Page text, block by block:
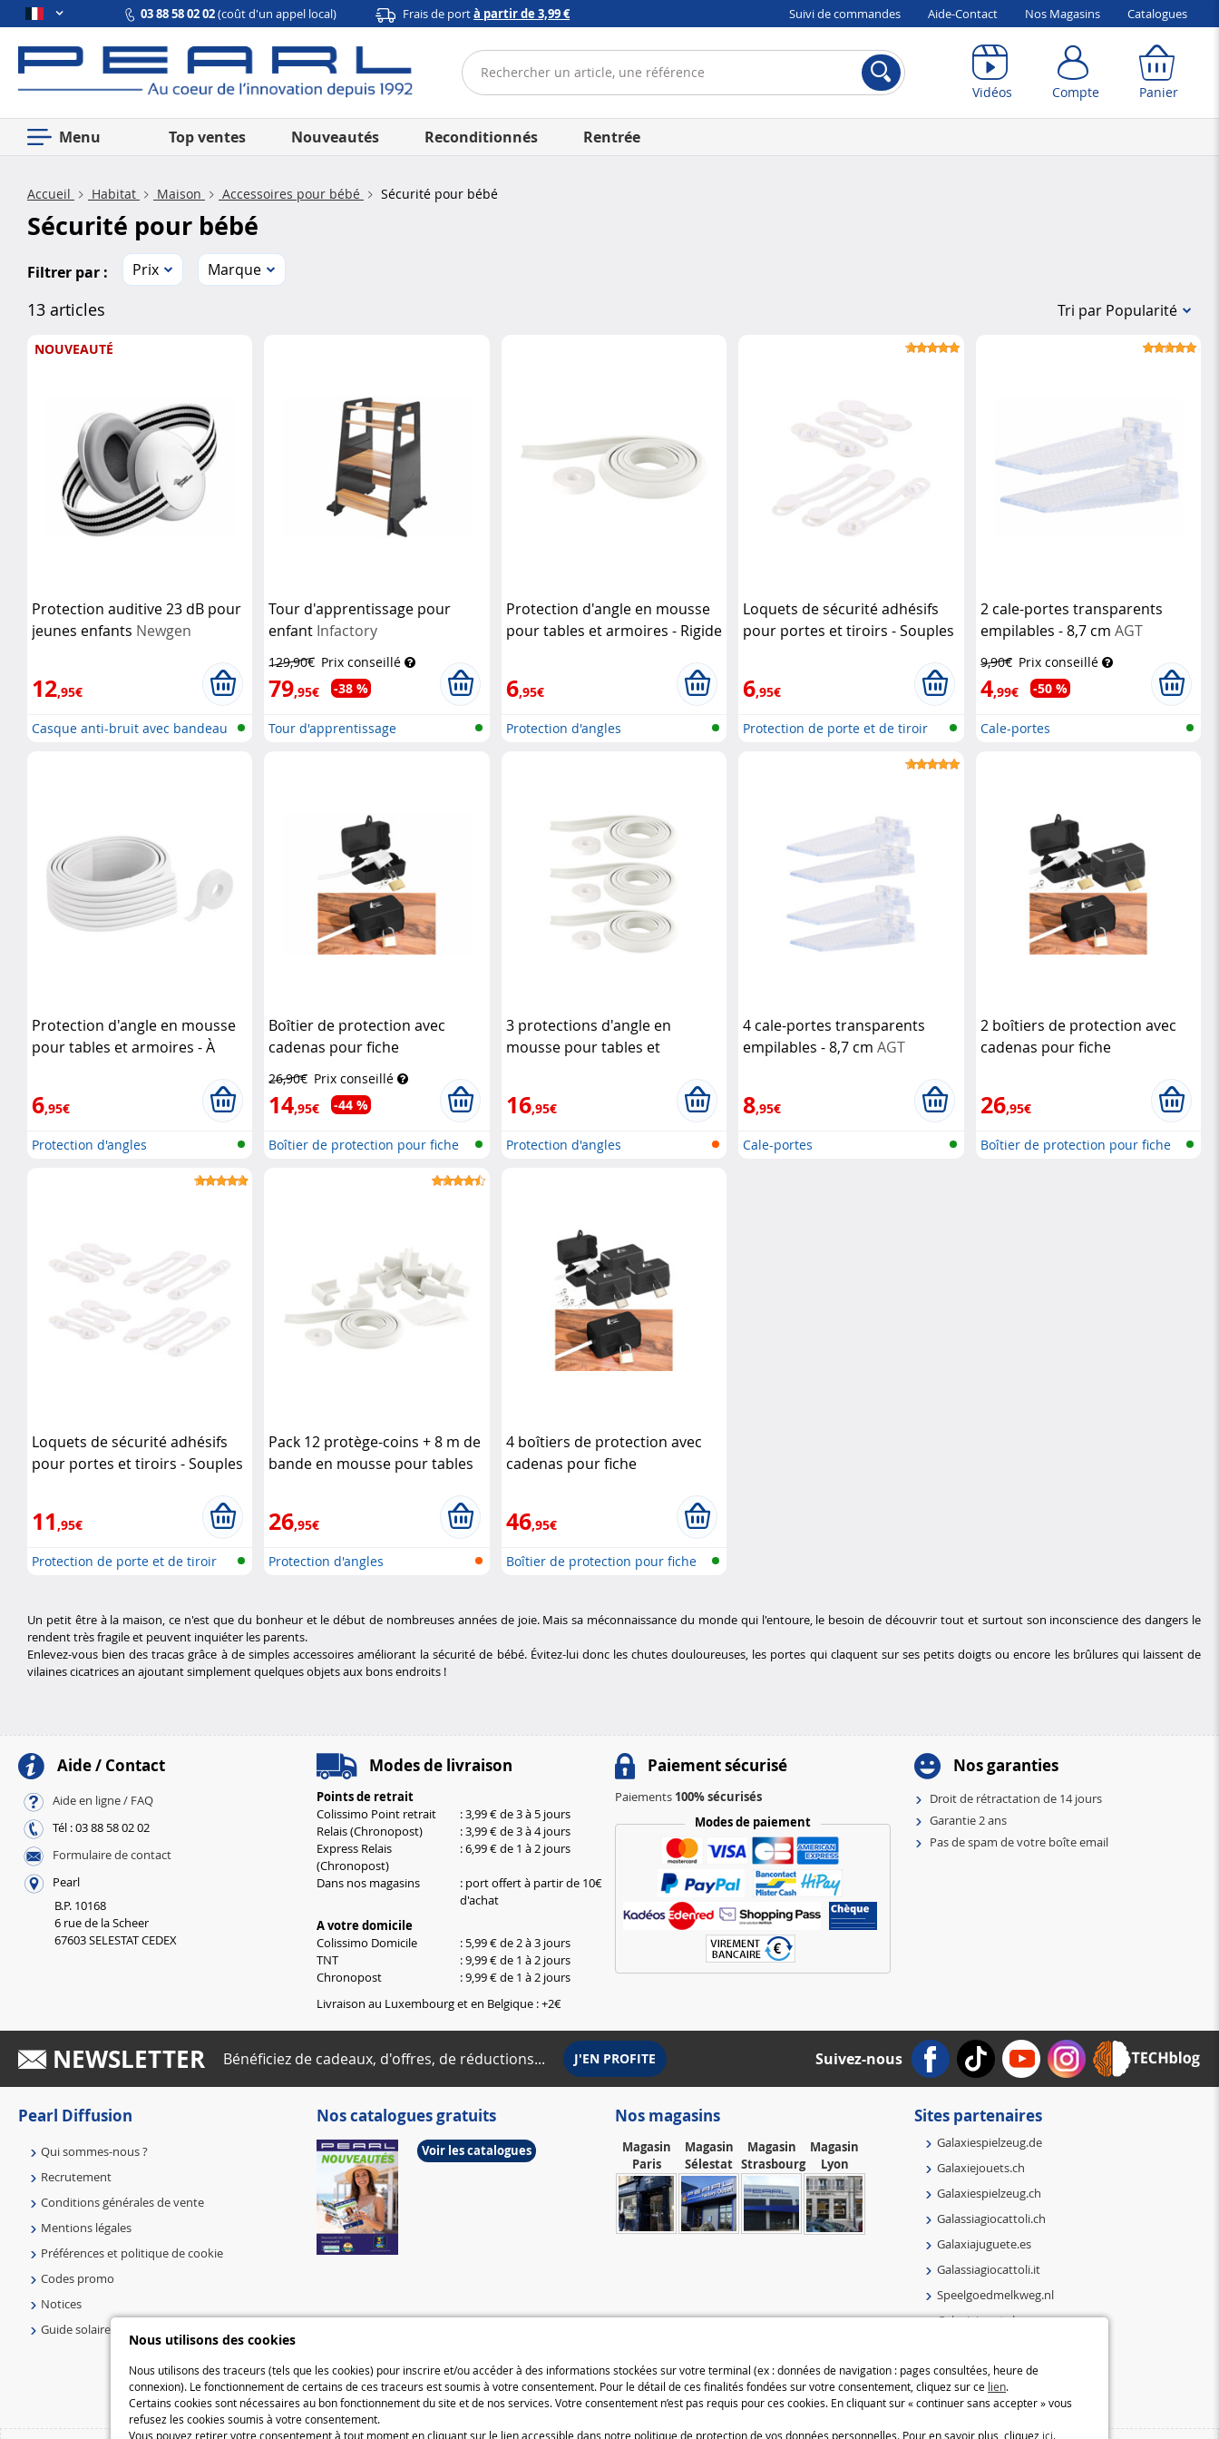
Nous utilisons des cookies
Nous utilisons des traceurs (tels que les cookies) pour inscrire et/ou accéder à des informations stockées sur votre terminal (ex : données de navigation : pages consultées, heure de
connexion). Le fonctionnement de certains de ces traceurs est soumis à votre consentement. Pour le détail de ces finalités fondées sur votre consentement, cliquez sur ce lien.
Certains cookies sont nécessaires au bon fonctionnement du site et de nos services. Votre consentement n’est pas requis pour ces cookies. En cliquant sur « continuer sans accepter » vous
refusez les cookies soumis à votre consentement.
Vous pouvez retirer votre consentement à tout moment en cliquant sur le lien accessible dans notre politique de protection de vos données personnelles. Pour en savoir plus, cliquez ici.
03 88 58 02 02(coût d'un appel local) Frais de portà partir de 3,99 € Suivi de commandes Aide-Contact Nos Magasins Catalogues
Vidéos Compte Panier
Menu Top ventes Nouveautés Reconditionnés Rentrée
Accueil Habitat Maison Accessoires pour bébé Sécurité pour bébé
Sécurité pour bébé
Filtrer par : Prix Marque
13 articles Tri par Popularité
NOUVEAUTÉ
Protection auditive 23 dB pour
jeunes enfants Newgen
12,95€
Casque anti-bruit avec bandeau
Tour d'apprentissage pour
enfant Infactory
129,90€ Prix conseillé
79,95€ -38 %
Tour d'apprentissage
Protection d'angle en mousse
pour tables et armoires - Rigide
6,95€
Protection d'angles
Loquets de sécurité adhésifs
pour portes et tiroirs - Souples
6,95€
Protection de porte et de tiroir
2 cale-portes transparents
empilables - 8,7 cm AGT
9,90€ Prix conseillé
4,99€ -50 %
Cale-portes
Protection d'angle en mousse
pour tables et armoires - À
6,95€
Protection d'angles
Boîtier de protection avec
cadenas pour fiche
d'alimentation électrique
26,90€ Prix conseillé
14,95€ -44 %
Boîtier de protection pour fiche
3 protections d'angle en
mousse pour tables et
16,95€
Protection d'angles
4 cale-portes transparents
empilables - 8,7 cmAGT
8,95€
Cale-portes
2 boîtiers de protection avec
cadenas pour fiche
26,95€
Boîtier de protection pour fiche
Loquets de sécurité adhésifs
pour portes et tiroirs - Souples
11 ,95€
Protection de porte et de tiroir
Pack 12 protège-coins + 8 m de
bande en mousse pour tables
26,95€
Protection d'angles
4 boîtiers de protection avec
cadenas pour fiche
46,95€
Boîtier de protection pour fiche
Un petit être à la maison, ce n'est que du bonheur et le début de nombreuses années de joie. Mais sa méconnaissance du monde qui l'entoure, le besoin de découvrir tout et surtout son inconscience des dangers le
rendent très fragile et peuvent inquiéter les parents.
Enlevez-vous bien des tracas grâce à de simples accessoires améliorant la sécurité de bébé. Évitez-lui donc les chutes douloureuses, les portes qui claquent sur ses petits doigts ou encore les brûlures qui laissent de
vilaines cicatrices an ajoutant simplement quelques objets aux bons endroits !
Aide / Contact
Aide en ligne / FAQ
Tél : 03 88 58 02 02
Formulaire de contact
Pearl
B.P. 10168
6 rue de la Scheer
67603 SELESTAT CEDEX
Modes de livraison
Points de retrait
Colissimo Point retrait
: 3,99 € de 3 à 5 jours
Relais (Chronopost)
: 3,99 € de 3 à 4 jours
Express Relais
(Chronopost)
: 6,99 € de 1 à 2 jours
Dans nos magasins
: port offert à partir de 10€
d'achat
A votre domicile
Colissimo Domicile
: 5,99 € de 2 à 3 jours
TNT
: 9,99 € de 1 à 2 jours
Chronopost
: 9,99 € de 1 à 2 jours
Livraison au Luxembourg et en Belgique : +2€
Paiement sécurisé
Paiements 100% sécurisés
Modes de paiement
Nos garanties
Droit de rétractation de 14 jours
Garantie 2 ans
Pas de spam de votre boîte email
NEWSLETTER Bénéficiez de cadeaux, d'offres, de réductions... Suivez-nous
Pearl Diffusion
Qui sommes-nous ?
Recrutement
Conditions générales de vente
Mentions légales
Préférences et politique de cookie
Codes promo
Notices
Guide solaire
Nos catalogues gratuits
Voir les catalogues
Nos magasins
Magasin
Paris
Magasin
Sélestat
Magasin
Strasbourg
Magasin
Lyon
Sites partenaires
Galaxiespielzeug.de
Galaxiejouets.ch
Galaxiespielzeug.ch
Galassiagiocattoli.ch
Galaxiajuguete.es
Galassiagiocattoli.it
Speelgoedmelkweg.nl
Galaxiejouets.be
Speelgoedmelkweg.be
Macway.com
Compte Panier